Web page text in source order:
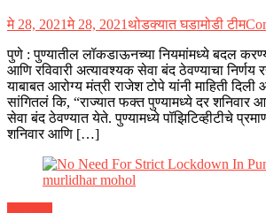
मे 28, 2021मे 28, 2021थोडक्यात घडामोडी टीम
पुणे : पुण्यातील लॉकडाऊनच्या नियमांमध्ये बदल
आणि रविवारी अत्यावश्यक सेवा बंद ठेवण्याचा
याबाबत आरोग्य मंत्री राजेश टोपे यांनी माहिती
सांगितलं कि, “राज्यात फक्त पुण्यामध्ये दर शनिवार
सेवा बंद ठेवण्यात येते. पुण्यामध्ये पॉझिटिव्हीटीचे
शनिवार आणि […]